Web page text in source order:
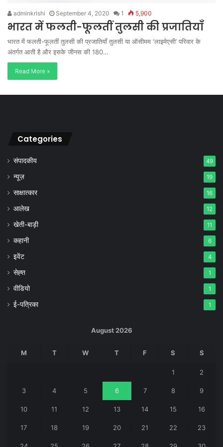
adminkrishi September 4, 2020 1 5,900
भारत में फलती-फूलतीं तुलसी की प्रजातियाँ
भारत में फलती-फूलतीं तुलसी की प्रजातियाँ तुलसी या ऑसीमम ‘लाइमेएसी’ परिवार के
अंतर्गत आती है और इसके जीनस की 180…
Read More »
Categories
संपादकीय 49
न्यूज़ 19
साक्षात्कार 16
आलेख 12
खेती-बाड़ी 11
कहानी 6
इवेंट 4
सेह्त 1
वीडियो 1
ई-पत्रिका 1
August 2026
M T W T F S S
1 2
3 4 5 6 7 8 9
10 11 12 13 14 15 16
17 18 19 20 21 22 23